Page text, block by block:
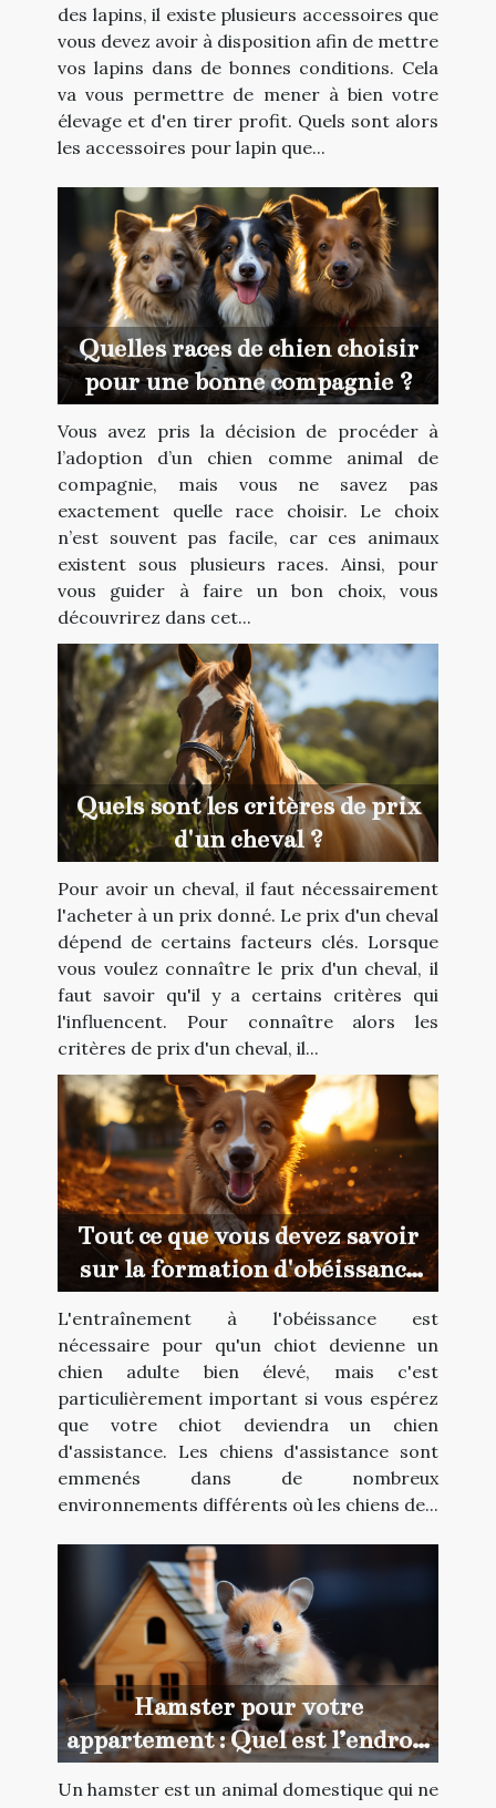
des lapins, il existe plusieurs accessoires que
vous devez avoir à disposition afin de mettre
vos lapins dans de bonnes conditions. Cela
va vous permettre de mener à bien votre
élevage et d'en tirer profit. Quels sont alors
les accessoires pour lapin que...
Quelles races de chien choisir
pour une bonne compagnie ?
Vous avez pris la décision de procéder à
l’adoption d’un chien comme animal de
compagnie, mais vous ne savez pas
exactement quelle race choisir. Le choix
n’est souvent pas facile, car ces animaux
existent sous plusieurs races. Ainsi, pour
vous guider à faire un bon choix, vous
découvrirez dans cet...
Quels sont les critères de prix
d'un cheval ?
Pour avoir un cheval, il faut nécessairement
l'acheter à un prix donné. Le prix d'un cheval
dépend de certains facteurs clés. Lorsque
vous voulez connaître le prix d'un cheval, il
faut savoir qu'il y a certains critères qui
l'influencent. Pour connaître alors les
critères de prix d'un cheval, il...
Tout ce que vous devez savoir
sur la formation d'obéissance
L'entraînement à l'obéissance est
nécessaire pour qu'un chiot devienne un
chien adulte bien élevé, mais c'est
particulièrement important si vous espérez
que votre chiot deviendra un chien
d'assistance. Les chiens d'assistance sont
emmenés dans de nombreux
environnements différents où les chiens de...
Hamster pour votre
appartement : Quel est l’endroit
idéal pour faire un achat ?
Un hamster est un animal domestique qui ne